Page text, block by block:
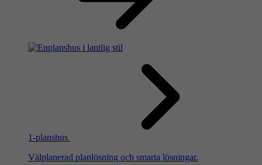
1-planshus
Välplanerad planlösning och smarta lösningar.